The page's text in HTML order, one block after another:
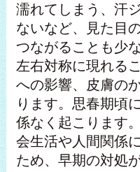
濡れてしまう、汗
ないなど、見た目
つながることも少
左右対称に現れる
への影響、皮膚の
ります。思春期頃
係なく起こります
会生活や人間関係
ため、早期の対処